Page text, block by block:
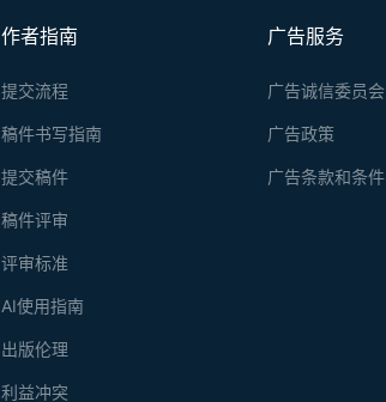
广告服务
广告诚信委员会
广告政策
广告条款和条件
作者指南
提交流程
稿件书写指南
提交稿件
稿件评审
评审标准
AI使用指南
出版伦理
利益冲突